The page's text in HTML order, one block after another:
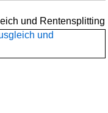
und Rentensplitting
und